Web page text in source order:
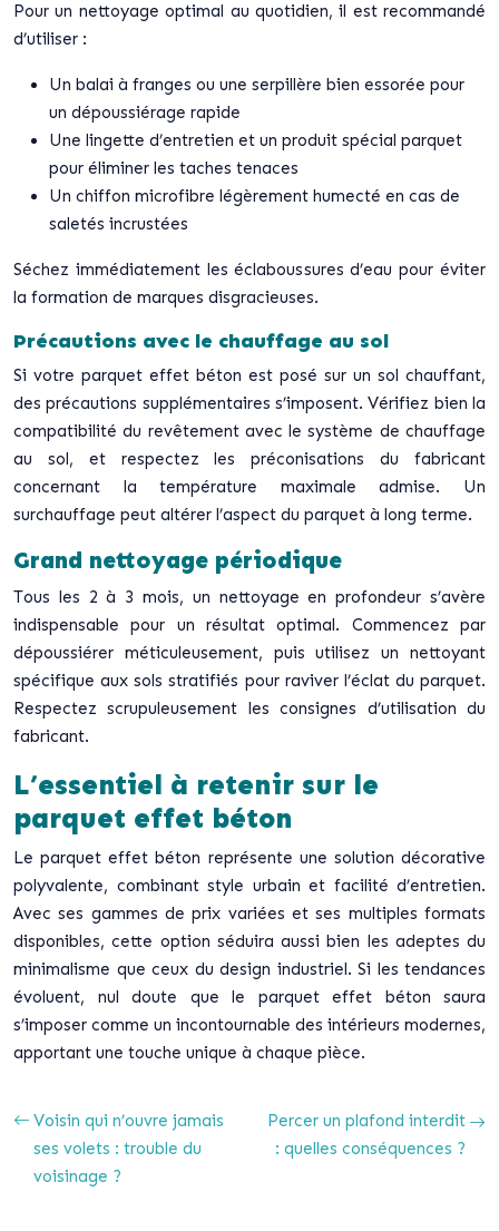
Pour un nettoyage optimal au quotidien, il est recommandé
d’utiliser :
Un balai à franges ou une serpillère bien essorée pour
un dépoussiérage rapide
Une lingette d’entretien et un produit spécial parquet
pour éliminer les taches tenaces
Un chiffon microfibre légèrement humecté en cas de
saletés incrustées
Séchez immédiatement les éclaboussures d’eau pour éviter
la formation de marques disgracieuses.
Précautions avec le chauffage au sol
Si votre parquet effet béton est posé sur un sol chauffant,
des précautions supplémentaires s’imposent. Vérifiez bien la
compatibilité du revêtement avec le système de chauffage
au sol, et respectez les préconisations du fabricant
concernant la température maximale admise. Un
surchauffage peut altérer l’aspect du parquet à long terme.
Grand nettoyage périodique
Tous les 2 à 3 mois, un nettoyage en profondeur s’avère
indispensable pour un résultat optimal. Commencez par
dépoussiérer méticuleusement, puis utilisez un nettoyant
spécifique aux sols stratifiés pour raviver l’éclat du parquet.
Respectez scrupuleusement les consignes d’utilisation du
fabricant.
L’essentiel à retenir sur le
parquet effet béton
Le parquet effet béton représente une solution décorative
polyvalente, combinant style urbain et facilité d’entretien.
Avec ses gammes de prix variées et ses multiples formats
disponibles, cette option séduira aussi bien les adeptes du
minimalisme que ceux du design industriel. Si les tendances
évoluent, nul doute que le parquet effet béton saura
s’imposer comme un incontournable des intérieurs modernes,
apportant une touche unique à chaque pièce.
Voisin qui n’ouvre jamais
ses volets : trouble du
voisinage ?
Percer un plafond interdit
: quelles conséquences ?